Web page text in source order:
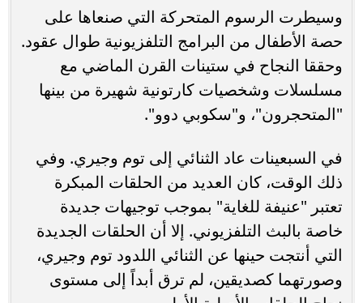
وسيطرت الرسوم المتحركة التي صنعاها على
حصة الأطفال من البرامج التلفزيونية طوال عقود.
وحققا النجاح في ستينات القرن الماضي مع
مسلسلات وشخصيات كارتونية شهيرة من بينها
"المتحجرون"، و"سكوبي دوو".
في السبعينات عاد الثنائي إلى توم وجيري. وفي
ذلك الوقت، كان العديد من الحلقات المبكرة
تعتبر "عنيفة للغاية" بموجب توجيهات جديدة
خاصة بالبث التلفزيوني. إلا أن الحلقات الجديدة
التي أنتجت حينها عن الثنائي اللدود توم وجيري،
وصورتهما كصديقين، لم ترق أبداً إلى مستوى